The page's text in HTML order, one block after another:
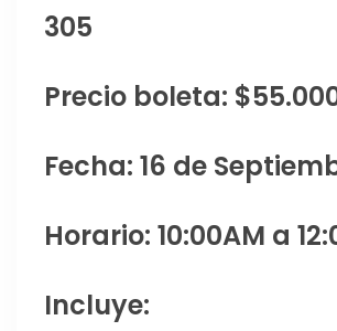
305
Precio boleta:
Fecha: 16 de
Horario: 10:00AM a
Incluye: